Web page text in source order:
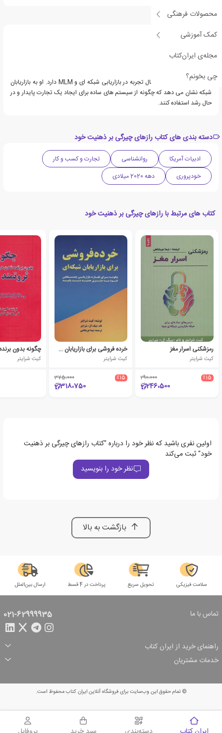
محصولات فرهنگی
کمک آموزشی
مجله‌ی ایران‌کتاب
چی بخونم؟
درباره کیث شرایتر
کیث شرایتر بیش از 20 سال تجربه در بازاریابی شبکه ای و MLM دارد. او به بازاریابان
شبکه نشان می دهد که چگونه از سیستم های ساده برای ایجاد یک تجارت پایدار و در
حال رشد استفاده کنند.
دسته بندی های کتاب رازهای چیرگی بر ذهنیت خود
ادبیات آمریکا روانشناسی
تجارت و کسب و کار
خودپروری
دهه 2020 میلادی
کتاب های مرتبط با رازهای چیرگی بر ذهنیت خود
رمزشکنی اسرار مغز
کیث شرایتر
٪15 290،000
246،500
خرده فروشی برای بازاریابان شبکه ای
کیث شرایتر
٪15 375،000
318،750
کیث شرایتر
اولین نفری باشید که نظر خود را درباره "کتاب رازهای چیرگی بر ذهنیت
خود" ثبت می‌کند
نظر خود را بنویسید
بازگشت به بالا
سلامت فیزیکی تحویل سریع پرداخت در 4 قسط ارسال بین‌الملل
تماس با ما 021-62999935
راهنمای خرید از ایران کتاب
ثبت سفارش
شرایط ارسال سفارش
شیوه پرداخت
تخفیف‌های خرید
خدمات مشتریان
© تمام حقوق این وب‌سایت برای فروشگاه آنلاین ایران کتاب محفوظ است.
سبد خرید